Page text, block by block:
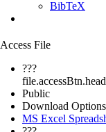
BibTeX
Access File
???
Public
Download Options
MS Excel